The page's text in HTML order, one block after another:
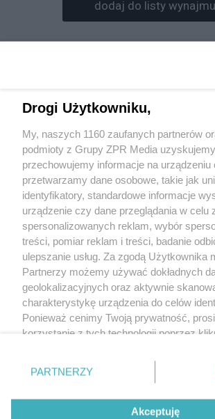
dodaj do listy wynajmu
Zestaw 8 żarówek LED Aputure
RGBWW, Temperatura barwowa od
Czas pracy wynosi około 70 minut przy
Gwint żarówek E26/E27
03-994 Warszawa
sprzettv@grupazpr.pl
+48 781 818
293
Drogi Użytkowniku,
My, naszych 1160 zaufanych partnerów
podmioty z Grupy ZPR Media
przechowujemy informacje na urządzeniu
przetwarzamy dane osobowe, takie jak
identyfikatory, standardowe informacje
urządzenie czy dane przeglądania w celu
spersonalizowanych reklam, wybór
treści, pomiar reklam i treści, badanie
ulepszanie usług. Za zgodą Użytkownika
Partnerzy możemy używać dokładnych
geolokalizacyjnych oraz aktywnie
charakterystykę urządzenia do celów
Ponieważ cenimy Twoją prywatność,
korzystanie z tych technologii poprzez
zmienić/wycofać klikając przycisk
znajdujący się w lewym dolnym rogu
rodzaje przetwarzania danych nie
użytkownika, ale masz prawo sprzeciwić
PARTNERZY
Akceptuję